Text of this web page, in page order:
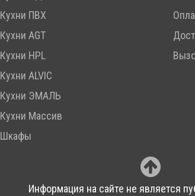
Кухни ПВХ
Кухни AGT
Кухни HPL
Кухни ALVIC
Кухни ЭМАЛЬ
Кухни Массив
Шкафы
Информация на сайте не является